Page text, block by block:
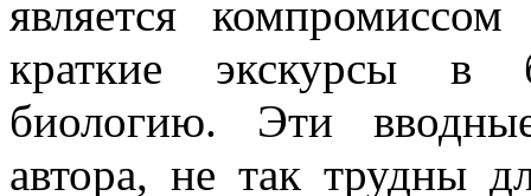
является
краткие экскурсы в
биологию. Эти
автора, не так трудны